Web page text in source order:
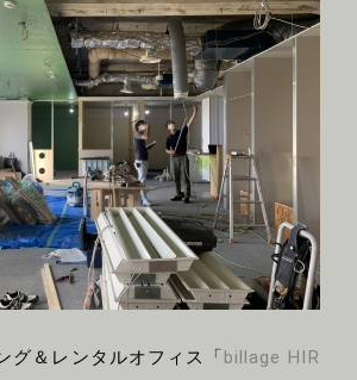
グ＆レンタルオフィス「billage HIR